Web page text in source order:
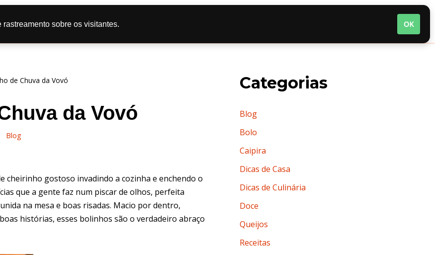
de Privacidade
de Chuva da Vovó
da Vovó
Blog
cheirinho gostoso invadindo a cozinha e enchendo o
que a gente faz num piscar de olhos, perfeita
na mesa e boas risadas. Macio por dentro,
histórias, esses bolinhos são o verdadeiro abraço
Categorias
Blog
Bolo
Caipira
Dicas de Casa
Dicas de Culinária
Doce
Queijos
Receitas
sobre os visitantes. OK